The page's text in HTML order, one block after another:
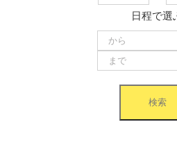
日程で選